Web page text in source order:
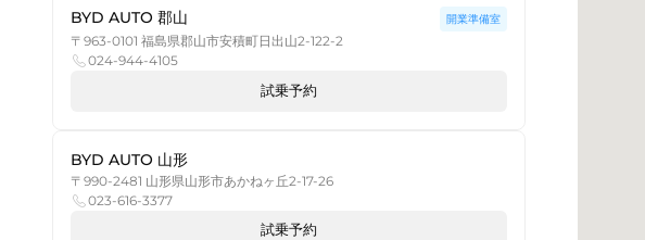
BYD AUTO 郡山 開業準備室
〒963-0101 福島県郡山市安積町日出山2-122-2
024-944-4105
試乗予約
BYD AUTO 山形
〒990-2481 山形県山形市あかねヶ丘2-17-26
023-616-3377
試乗予約